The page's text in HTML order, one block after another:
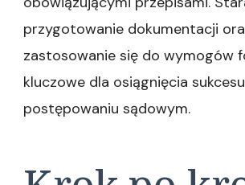
przygotowanie dokumentacji
zastosowanie się do wymogów
kluczowe dla osiągnięcia
postępowaniu sądowym.